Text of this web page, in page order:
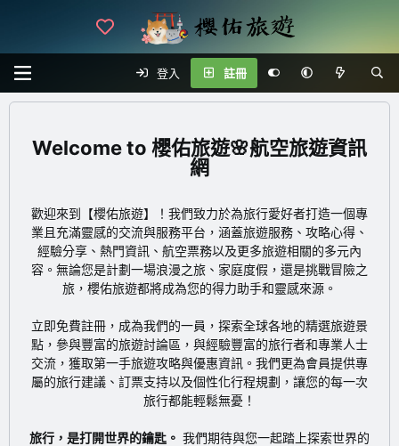
登入 註冊
櫻佑旅遊🌸航空旅遊資訊
網
歡迎來到【櫻佑旅遊】！我們致力於為旅行愛好者打造一個專
業且充滿靈感的交流與服務平台，涵蓋旅遊服務、攻略心得、
經驗分享、熱門資訊、航空票務以及更多旅遊相關的多元內
容。無論您是計劃一場浪漫之旅、家庭度假，還是挑戰冒險之
旅，櫻佑旅遊都將成為您的得力助手和靈感來源。
立即免費註冊 ，成為我們的一員，探索全球各地的精選旅遊景
點，參與豐富的旅遊討論區，與經驗豐富的旅行者和專業人士
交流，獲取第一手旅遊攻略與優惠資訊。我們更為會員提供專
屬的旅行建議、訂票支持以及個性化行程規劃，讓您的每一次
旅行都能輕鬆無憂！
旅行，是打開世界的鑰匙。 我們期待與您一起踏上探索世界的